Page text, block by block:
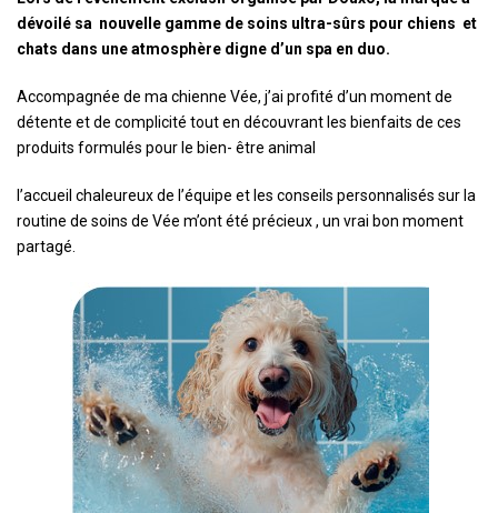
dévoilé sa nouvelle gamme de soins ultra-sûrs pour chiens et
chats dans une atmosphère digne d’un spa en duo.
Accompagnée de ma chienne Vée, j’ai profité d’un moment de
détente et de complicité tout en découvrant les bienfaits de ces
produits formulés pour le bien- être animal
l’accueil chaleureux de l’équipe et les conseils personnalisés sur la
routine de soins de Vée m’ont été précieux , un vrai bon moment
partagé.